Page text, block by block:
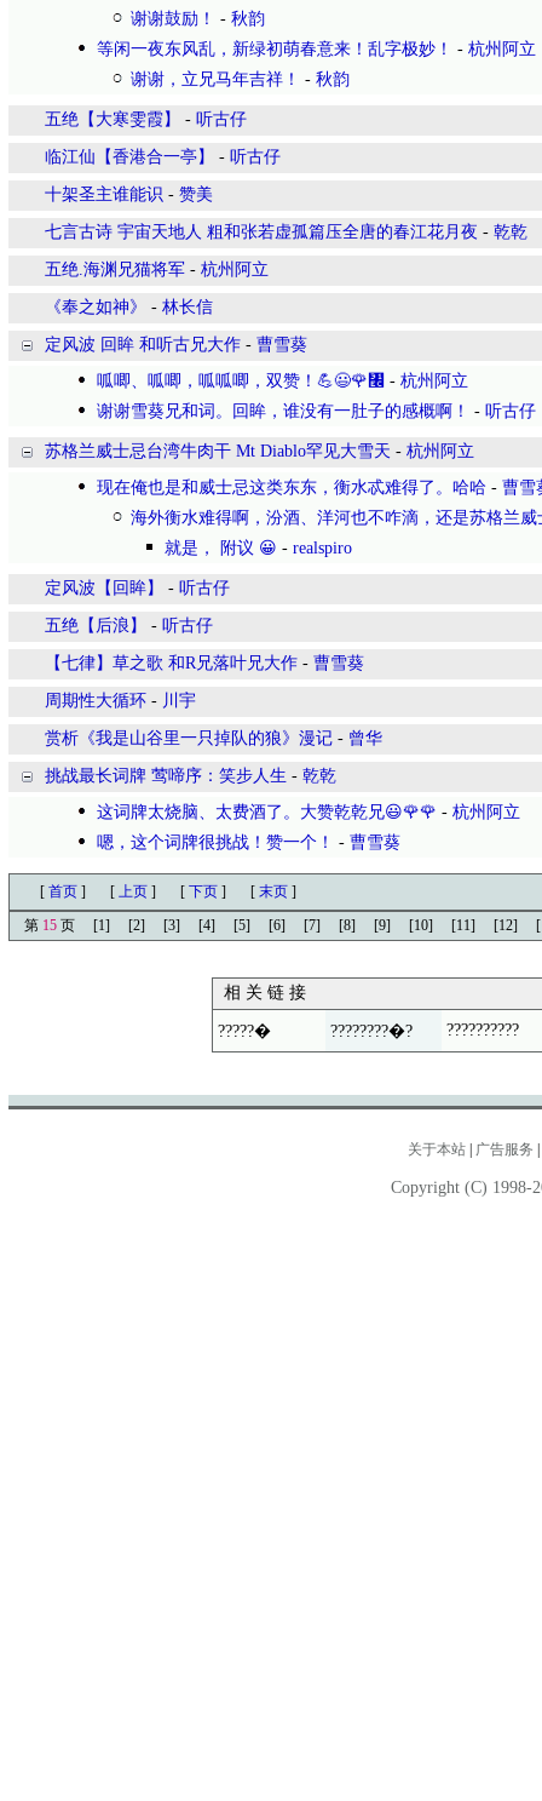
谢谢鼓励！
- 秋韵
等闲一夜东风乱，新绿初萌春意来！乱字极妙！
- 杭州阿立
谢谢，立兄马年吉祥！
- 秋韵
五绝【大寒雯霞】 - 听古仔
临江仙【香港合一亭】 - 听古仔
十架圣主谁能识 - 赞美
七言古诗 宇宙天地人 粗和张若虚孤篇压全唐的春江花月夜 - 乾乾
五绝.海渊兄猫将军 - 杭州阿立
​《奉之如神》 - 林长信
定风波 回眸 和听古兄大作 - 曹雪葵
呱唧、呱唧，呱呱唧，双赞！💪😃🌹㇬ - 杭州阿立
谢谢雪葵兄和词。回眸，谁没有一肚子的感概啊！
- 听古仔
苏格兰威士忌台湾牛肉干 Mt Diablo罕见大雪天 - 杭州阿立
现在俺也是和威士忌这类东东，衡水忒难得了。哈哈 - 曹雪
海外衡水难得啊，汾酒、洋河也不咋滴，还是苏格兰威
就是， 附议 😀 - realspiro
定风波【回眸】 - 听古仔
五绝【后浪】 - 听古仔
【七律】草之歌 和R兄落叶兄大作 - 曹雪葵
周期性大循环 - 川宇
赏析《我是山谷里一只掉队的狼》漫记 - 曾华
挑战最长词牌 莺啼序：笑步人生 - 乾乾
这词牌太烧脑、太费酒了。大赞乾乾兄😃🌹🌹 - 杭州阿立
嗯，这个词牌很挑战！赞一个！
- 曹雪葵
[ 首页 ] [ 上页 ] [ 下页 ] [ 末页 ]
第 15 页 [1] [2] [3] [4] [5] [6] [7] [8] [9] [10] [11] [12]
相 关 链 接
?????� ????????�? ??????????
关于本站 广告服务
Copyright (C) 1998-